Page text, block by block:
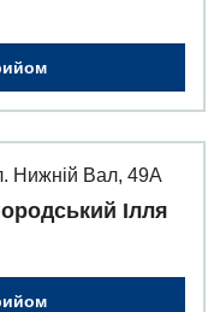
Нижній Вал, 49А
Ілля